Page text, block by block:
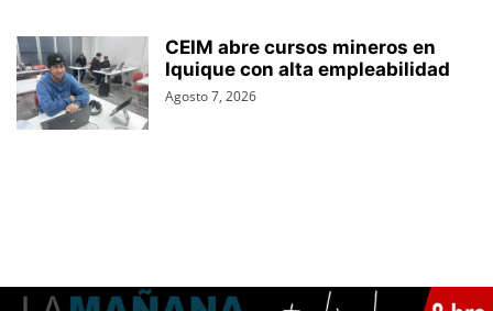
CEIM abre cursos mineros en
Iquique con alta empleabilidad
Agosto 7, 2026